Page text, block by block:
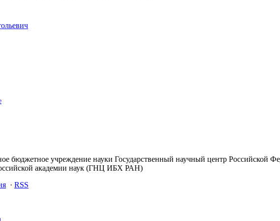
бюджетное учреждение науки Государственный научный центр Российской
академии наук (ГНЦ ИБХ РАН)
· RSS